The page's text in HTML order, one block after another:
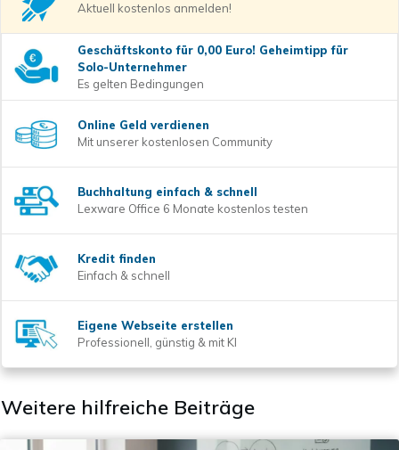
Aktuell kostenlos anmelden!
Geschäftskonto für 0,00 Euro! Geheimtipp für
Solo-Unternehmer
Es gelten Bedingungen
Online Geld verdienen
Mit unserer kostenlosen Community
Buchhaltung einfach & schnell
Lexware Office 6 Monate kostenlos testen
Kredit finden
Einfach & schnell
Eigene Webseite erstellen
Professionell, günstig & mit KI
Weitere hilfreiche Beiträge